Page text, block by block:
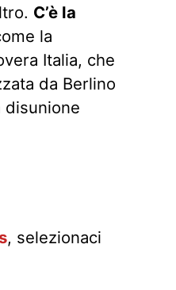
C’è la
la
Italia, che
da Berlino
disunione
, selezionaci